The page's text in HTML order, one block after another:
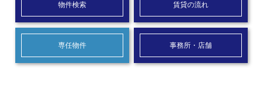
物件検索 賃貸の流れ
専任物件 事務所・店舗